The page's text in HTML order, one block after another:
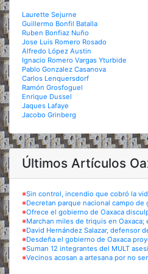
Laurette Sejurne
Guillermo Bonfil Batalla
Ruben Bonfiaz Nuño
Jose Luis Romero Rosado
Alfredo López Austin
Ignacio Romero Vargas Yturbide
Pablo Gonzalez Casanova
Carlos Lenquersdorf
Ramón Grosfoguel
Enrique Dussel
Jaques Lafaye
Jacobo Grinberg
Últimos Artículos
※Sin control, incendio que cobró la
※Decretan parque nacional campo de
※Ofrece el gobierno de Oaxaca
※Marchan miles de triquis en Oaxaca;
※David Hernández Salazar, defensor
※Desdeña el gobierno de Oaxaca
※Suman 12 integrantes del MULT
※Vecinos acosan a artesana por no